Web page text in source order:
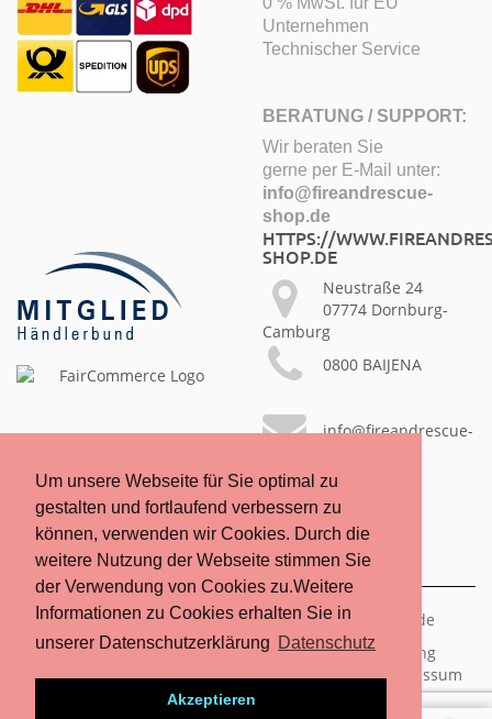
Um unsere Webseite für Sie optimal zu
gestalten und fortlaufend verbessern zu
können, verwenden wir Cookies. Durch die
weitere Nutzung der Webseite stimmen Sie
der Verwendung von Cookies zu.Weitere
Informationen zu Cookies erhalten Sie in
unserer Datenschutzerklärung Datenschutz
Akzeptieren
Unternehmen
Technischer Service
BERATUNG / SUPPORT:
Wir beraten Sie
gerne per E-Mail unter:
info@fireandrescue-
shop.de
HTTPS://
SHOP.DE
Neustraße 24
07774 Dornburg-
Camburg
0800 BAIJENA
info@fireandrescue-
shop.de
- seit 18 Jahren -
Copyright 2026 https://www.fireandrescue-shop.de
AGB/Kundeninformationen
Datenschutzerklärung
Zahlung und Versand
B2B Batteriehinweis Impressum